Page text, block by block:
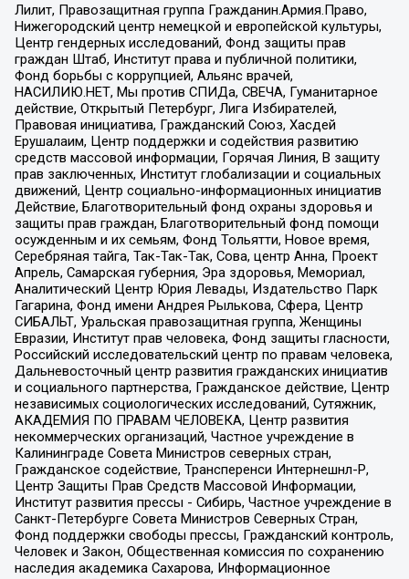
Лилит, Правозащитная группа Гражданин.Армия.Право,
Нижегородский центр немецкой и европейской культуры,
Центр гендерных исследований, Фонд защиты прав
граждан Штаб, Институт права и публичной политики,
Фонд борьбы с коррупцией, Альянс врачей,
НАСИЛИЮ.НЕТ, Мы против СПИДа, СВЕЧА, Гуманитарное
действие, Открытый Петербург, Лига Избирателей,
Правовая инициатива, Гражданский Союз, Хасдей
Ерушалаим, Центр поддержки и содействия развитию
средств массовой информации, Горячая Линия, В защиту
прав заключенных, Институт глобализации и социальных
движений, Центр социально-информационных инициатив
Действие, Благотворительный фонд охраны здоровья и
защиты прав граждан, Благотворительный фонд помощи
осужденным и их семьям, Фонд Тольятти, Новое время,
Серебряная тайга, Так-Так-Так, Сова, центр Анна, Проект
Апрель, Самарская губерния, Эра здоровья, Мемориал,
Аналитический Центр Юрия Левады, Издательство Парк
Гагарина, Фонд имени Андрея Рылькова, Сфера, Центр
СИБАЛЬТ, Уральская правозащитная группа, Женщины
Евразии, Институт прав человека, Фонд защиты гласности,
Российский исследовательский центр по правам человека,
Дальневосточный центр развития гражданских инициатив
и социального партнерства, Гражданское действие, Центр
независимых социологических исследований, Сутяжник,
АКАДЕМИЯ ПО ПРАВАМ ЧЕЛОВЕКА, Центр развития
некоммерческих организаций, Частное учреждение в
Калининграде Совета Министров северных стран,
Гражданское содействие, Трансперенси Интернешнл-Р,
Центр Защиты Прав Средств Массовой Информации,
Институт развития прессы - Сибирь, Частное учреждение в
Санкт-Петербурге Совета Министров Северных Стран,
Фонд поддержки свободы прессы, Гражданский контроль,
Человек и Закон, Общественная комиссия по сохранению
наследия академика Сахарова, Информационное